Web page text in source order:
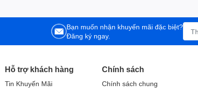
Bạn muốn nhận khuyến mãi đặc biệt?
Đăng ký ngay.
Hỗ trợ khách hàng
Tin Khuyến Mãi
Chính sách
Chính sách chung